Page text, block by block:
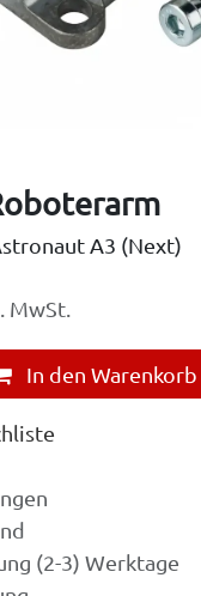
A3 (Next)
MwSt.
In den Warenkorb
(2-3) Werktage